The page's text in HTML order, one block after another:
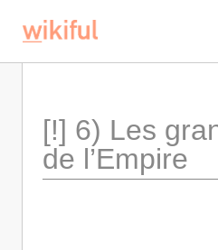
[!] 6) Les
de l’Empire